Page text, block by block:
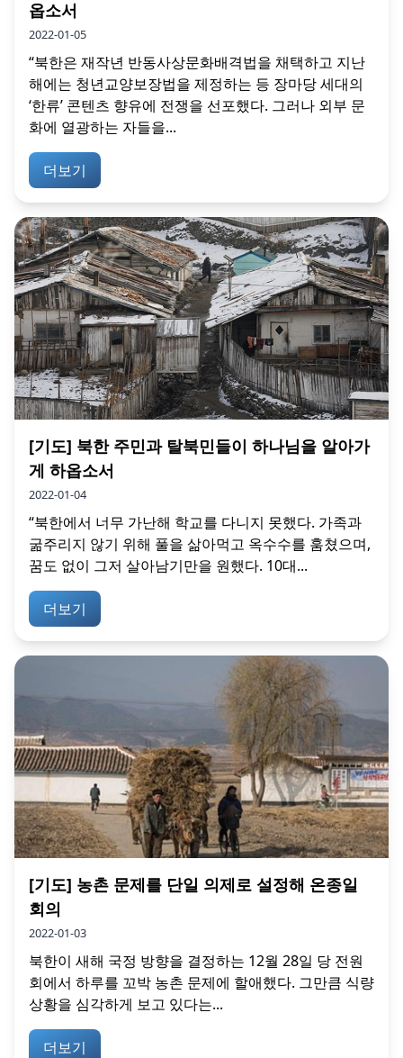
옵소서
2022-01-05
“북한은 재작년 반동사상문화배격법을 채택하고 지난
해에는 청년교양보장법을 제정하는 등 장마당 세대의
‘한류’ 콘텐츠 향유에 전쟁을 선포했다. 그러나 외부 문
화에 열광하는 자들을...
더보기
[기도] 북한 주민과 탈북민들이 하나님을 알아가
게 하옵소서
2022-01-04
“북한에서 너무 가난해 학교를 다니지 못했다. 가족과
굶주리지 않기 위해 풀을 삶아먹고 옥수수를 훔쳤으며,
꿈도 없이 그저 살아남기만을 원했다. 10대...
더보기
[기도] 농촌 문제를 단일 의제로 설정해 온종일
회의
2022-01-03
북한이 새해 국정 방향을 결정하는 12월 28일 당 전원
회에서 하루를 꼬박 농촌 문제에 할애했다. 그만큼 식량
상황을 심각하게 보고 있다는...
더보기